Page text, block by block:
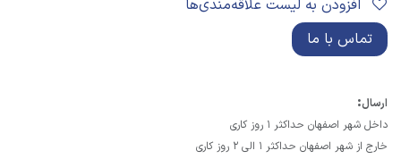
تماس با ما
ارسال:
داخل شهر اصفهان حداکثر 1 روز کاری
خارج از شهر اصفهان حداکثر 1 الی 2 روز کاری